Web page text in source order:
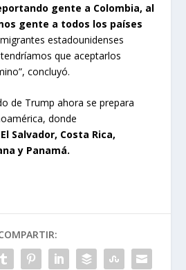
gente a Colombia, al
gente a todos los países
estadounidenses
que aceptarlos
concluyó.
de Trump ahora se prepara
donde
Salvador, Costa Rica,
y Panamá.